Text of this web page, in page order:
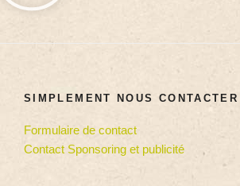
SIMPLEMENT NOUS CONTACTER
Formulaire de contact
Contact Sponsoring et publicité